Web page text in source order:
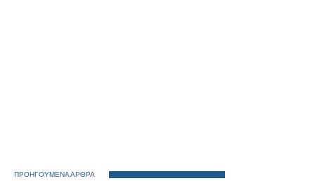
ΠΡΟΗΓΟΥΜΕΝΑ ΑΡΘΡΑ